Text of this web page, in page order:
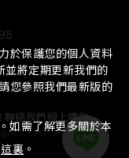
聯絡我們 線上購物
Reserved.
於保護您的個人資料
並將定期更新我們的
您參照我們最新版的
如需了解更多關於本
這裏 。